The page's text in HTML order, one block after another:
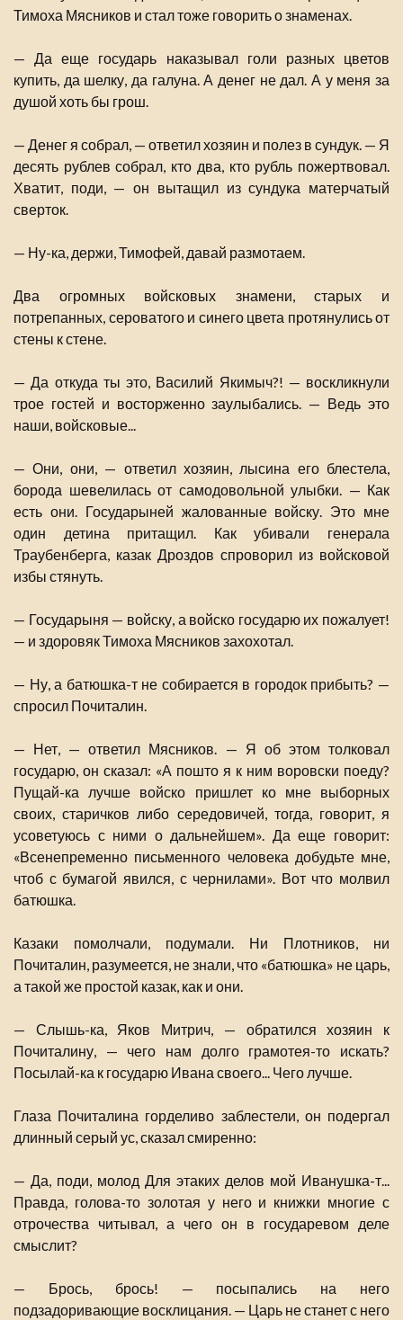
Тимоха Мясников и стал тоже говорить о знаменах.
— Да еще государь наказывал голи разных цветов
купить, да шелку, да галуна. А денег не дал. А у меня за
душой хоть бы грош.
— Денег я собрал, — ответил хозяин и полез в сундук. — Я
десять рублев собрал, кто два, кто рубль пожертвовал.
Хватит, поди, — он вытащил из сундука матерчатый
сверток.
— Ну-ка, держи, Тимофей, давай размотаем.
Два огромных войсковых знамени, старых и
потрепанных, сероватого и синего цвета протянулись от
стены к стене.
— Да откуда ты это, Василий Якимыч?! — воскликнули
трое гостей и восторженно заулыбались. — Ведь это
наши, войсковые...
— Они, они, — ответил хозяин, лысина его блестела,
борода шевелилась от самодовольной улыбки. — Как
есть они. Государыней жалованные войску. Это мне
один детина притащил. Как убивали генерала
Траубенберга, казак Дроздов спроворил из войсковой
избы стянуть.
— Государыня — войску, а войско государю их пожалует!
— и здоровяк Тимоха Мясников захохотал.
— Ну, а батюшка-т не собирается в городок прибыть? —
спросил Почиталин.
— Нет, — ответил Мясников. — Я об этом толковал
государю, он сказал: «А пошто я к ним воровски поеду?
Пущай-ка лучше войско пришлет ко мне выборных
своих, старичков либо середовичей, тогда, говорит, я
усоветуюсь с ними о дальнейшем». Да еще говорит:
«Всенепременно письменного человека добудьте мне,
чтоб с бумагой явился, с чернилами». Вот что молвил
батюшка.
Казаки помолчали, подумали. Ни Плотников, ни
Почиталин, разумеется, не знали, что «батюшка» не царь,
а такой же простой казак, как и они.
— Слышь-ка, Яков Митрич, — обратился хозяин к
Почиталину, — чего нам долго грамотея-то искать?
Посылай-ка к государю Ивана своего... Чего лучше.
Глаза Почиталина горделиво заблестели, он подергал
длинный серый ус, сказал смиренно:
— Да, поди, молод Для этаких делов мой Иванушка-т...
Правда, голова-то золотая у него и книжки многие с
отрочества читывал, а чего он в государевом деле
смыслит?
— Брось, брось! — посыпались на него
подзадоривающие восклицания. — Царь не станет с него